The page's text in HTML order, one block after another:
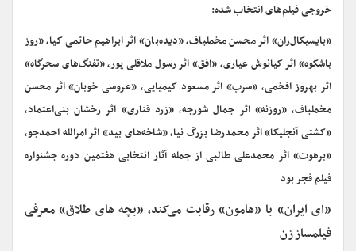
خروجی فیلم‌های انتخاب شده:
«بایسیکال‌ران» اثر محسن مخملباف، «دیده‌بان» اثر ابراهیم حاتمی کیا، «روز
باشکوه» اثر کیانوش عیاری، «افق» اثر رسول ملاقلی پور، «تفنگ‌های سحرگاه»
اثر بهروز افخمی، «سرب» اثر مسعود کیمیایی، «عروسی خوبان» اثر محسن
مخملباف، «روزنه» اثر جمال شورجه، «زرد قناری» اثر رخشان بنی‌اعتماد،
«کشتی آنجلیکا» اثر محمدرضا بزرگ نیا، «شاخه‌های بید» اثر امرالله احمدجو،
«برهوت» اثر محمدعلی طالبی از جمله آثار انتخابی هفتمین دوره جشنواره
فیلم فجر بود
«ای ایران» با «هامون» رقابت می‌کند، «بچه های طلاق» معرفی
فیلمساز زن